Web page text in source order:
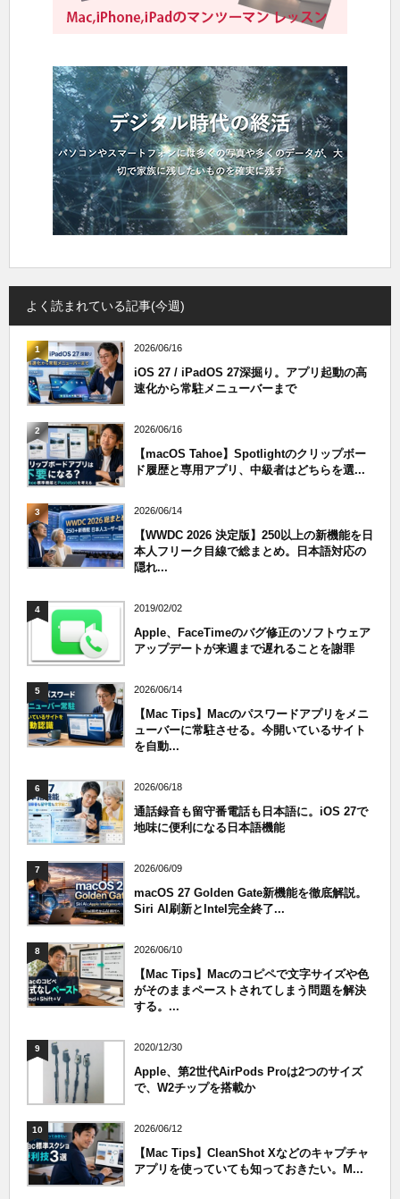
よく読まれている記事(今週)
1 2026/06/16
iOS 27 / iPadOS 27深掘り。アプリ起動の高
速化から常駐メニューバーまで
2 2026/06/16
【macOS Tahoe】Spotlightのクリップボー
ド履歴と専用アプリ、中級者はどちらを選...
3 2026/06/14
【WWDC 2026 決定版】250以上の新機能を日
本人フリーク目線で総まとめ。日本語対応の
隠れ...
4 2019/02/02
Apple、FaceTimeのバグ修正のソフトウェア
アップデートが来週まで遅れることを謝罪
5 2026/06/14
【Mac Tips】Macのパスワードアプリをメニ
ューバーに常駐させる。今開いているサイト
を自動...
6 2026/06/18
通話録音も留守番電話も日本語に。iOS 27で
地味に便利になる日本語機能
7 2026/06/09
macOS 27 Golden Gate新機能を徹底解説。
Siri AI刷新とIntel完全終了...
8 2026/06/10
【Mac Tips】Macのコピペで文字サイズや色
がそのままペーストされてしまう問題を解決
する。...
9 2020/12/30
Apple、第2世代AirPods Proは2つのサイズ
で、W2チップを搭載か
10 2026/06/12
【Mac Tips】CleanShot Xなどのキャプチャ
アプリを使っていても知っておきたい。M...